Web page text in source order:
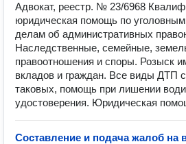
Адвокат, реестр. № 23/6968
юридическая помощь по
делам об административных
Наследственные, семейные,
правоотношения и споры. Розыск
вкладов и граждан. Все виды ДТП
таковых, помощь при лишении
удостоверения. Юридическая
Составление и подача жалоб на